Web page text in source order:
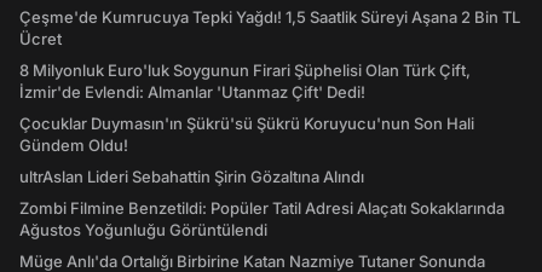
Çeşme'de Kumrucuya Tepki Yağdı! 1,5 Saatlik Süreyi Aşana 2 Bin TL
Ücret
8 Milyonluk Euro'luk Soygunun Firari Şüphelisi Olan Türk Çift,
İzmir'de Evlendi: Almanlar 'Utanmaz Çift' Dedi!
Çocuklar Duymasın'ın Şükrü'sü Şükrü Koruyucu'nun Son Hali
Gündem Oldu!
ultrAslan Lideri Sebahattin Şirin Gözaltına Alındı
Zombi Filmine Benzetildi: Popüler Tatil Adresi Alaçatı Sokaklarında
Ağustos Yoğunluğu Görüntülendi
Müge Anlı'da Ortalığı Birbirine Katan Nazmiye Tutaner Sonunda